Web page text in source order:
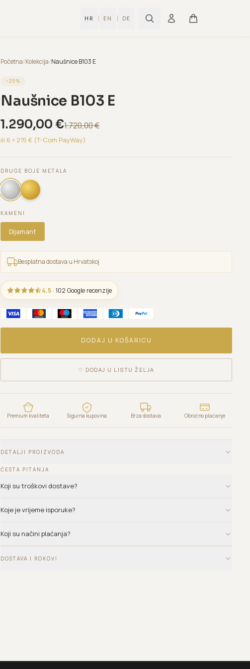
HR | EN | DE
Početna/Kolekcija/Naušnice B103 E
−25%
Naušnice B103 E
1.290,00 €1.720,00€
ili 6 × 215 € (T-Com PayWay)
DRUGE BOJE METALA
KAMENI
Dijamant
Besplatna dostava u Hrvatskoj
4,5 · 102 Google recenzije
DODAJ U KOŠARICU
♡ DODAJ U LISTU ŽELJA
Premium kvaliteta Sigurna kupovina Brza dostava Obročno plaćanje
DETALJI PROIZVODA
ČESTA PITANJA
Koji su troškovi dostave?
Koje je vrijeme isporuke?
Koji su načini plaćanja?
DOSTAVA I ROKOVI